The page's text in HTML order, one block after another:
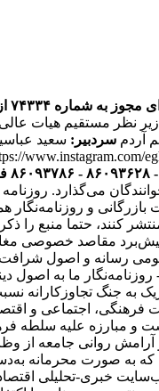
از وزارت فرهنگ و ارشاد اسلامی است.
نظر مستقیم هیات
آردم سردبیر: سعید
www.instagram.com/
می‌گذارد.
بازرگانی و
مصالح همگانی از اصول شرافت
که به صورت
پر بازدیدترین